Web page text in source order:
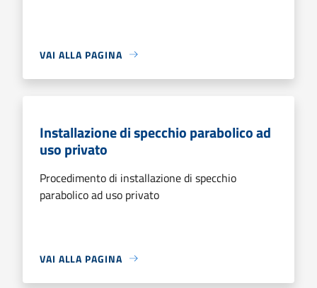
VAI ALLA PAGINA
Installazione di specchio parabolico ad
uso privato
Procedimento di installazione di specchio
parabolico ad uso privato
VAI ALLA PAGINA